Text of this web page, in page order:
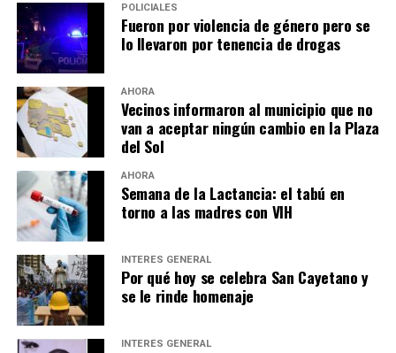
POLICIALES
Fueron por violencia de género pero se
lo llevaron por tenencia de drogas
AHORA
Vecinos informaron al municipio que no
van a aceptar ningún cambio en la Plaza
del Sol
AHORA
Semana de la Lactancia: el tabú en
torno a las madres con VIH
INTERÉS GENERAL
Por qué hoy se celebra San Cayetano y
se le rinde homenaje
INTERÉS GENERAL